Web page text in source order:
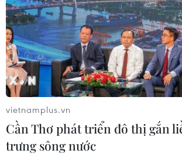
Nghệ An: Lũ cuốn cầu tạm trên sông
Nậm Nơn khiến 3 bản ở xã Mỹ Lý bị
chia cắt
08/08/2026 06:36
An Giang: Các bãi rác quá tải trong
khi dự án xử lý tập trung chậm tiến
vietnamplus.vn
Cần Thơ phát triển đô thị gắn
trưng sông nước